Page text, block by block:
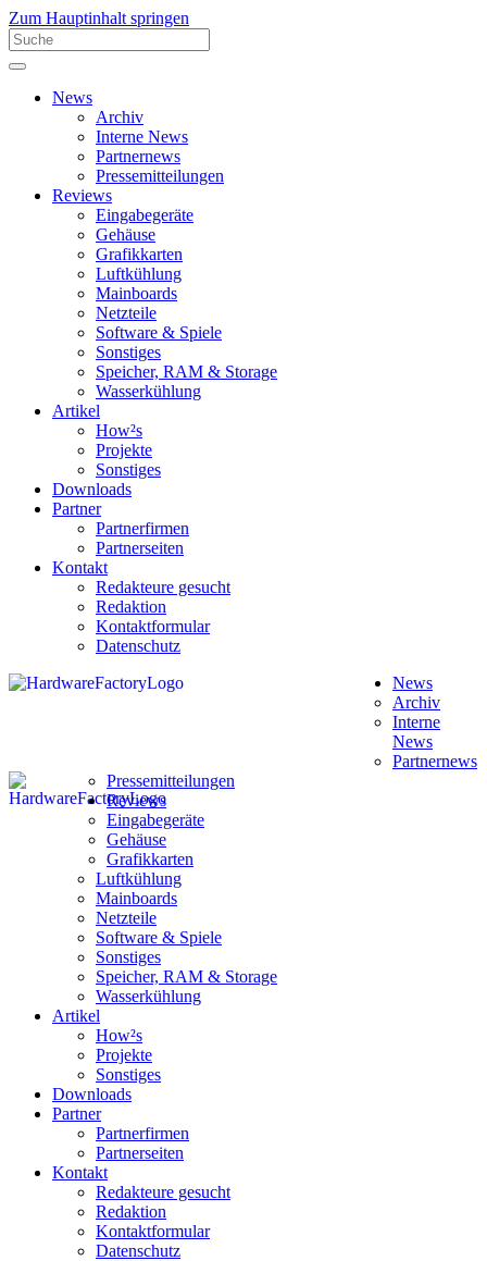
Zum Hauptinhalt springen
News
Archiv
Interne News
Partnernews
Pressemitteilungen
Reviews
Eingabegeräte
Gehäuse
Grafikkarten
Luftkühlung
Mainboards
Netzteile
Software & Spiele
Sonstiges
Speicher, RAM & Storage
Wasserkühlung
Artikel
How²s
Projekte
Sonstiges
Downloads
Partner
Partnerfirmen
Partnerseiten
Kontakt
Redakteure gesucht
Redaktion
Kontaktformular
Datenschutz
News
Archiv
Interne
News
Partnernews
Pressemitteilungen
Reviews
Eingabegeräte
Gehäuse
Grafikkarten
Luftkühlung
Mainboards
Netzteile
Software & Spiele
Sonstiges
Speicher, RAM & Storage
Wasserkühlung
Artikel
How²s
Projekte
Sonstiges
Downloads
Partner
Partnerfirmen
Partnerseiten
Kontakt
Redakteure gesucht
Redaktion
Kontaktformular
Datenschutz